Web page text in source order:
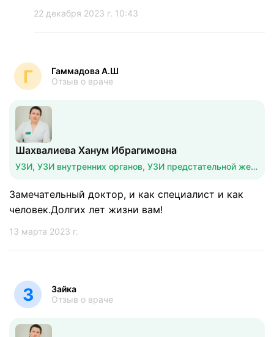
22 декабря 2023 г. 10:43
Г
Гаммадова А.Ш
Отзыв о враче
Шахвалиева Ханум Ибрагимовна
УЗИ, УЗИ внутренних органов, УЗИ предстательной железы
Замечательный доктор, и как специалист и как
человек.Долгих лет жизни вам!
13 марта 2023 г.
З
Зайка
Отзыв о враче